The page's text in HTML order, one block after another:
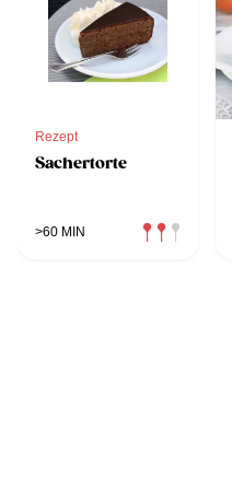
Rezept
Sachertorte
>60 MIN